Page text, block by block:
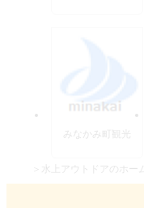
みなかみ町観光
＞水上アウトドアのホー